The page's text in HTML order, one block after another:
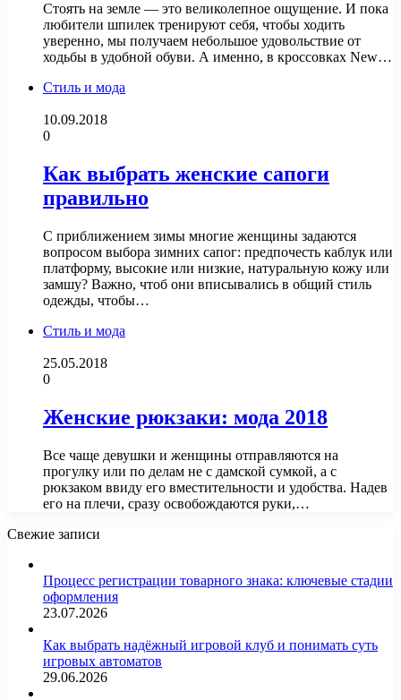
Стоять на земле — это великолепное ощущение. И пока
любители шпилек тренируют себя, чтобы ходить
уверенно, мы получаем небольшое удовольствие от
ходьбы в удобной обуви. А именно, в кроссовках New…
Стиль и мода
10.09.2018
0
Как выбрать женские сапоги
правильно
С приближением зимы многие женщины задаются
вопросом выбора зимних сапог: предпочесть каблук или
платформу, высокие или низкие, натуральную кожу или
замшу? Важно, чтоб они вписывались в общий стиль
одежды, чтобы…
Стиль и мода
25.05.2018
0
Женские рюкзаки: мода 2018
Все чаще девушки и женщины отправляются на
прогулку или по делам не с дамской сумкой, а с
рюкзаком ввиду его вместительности и удобства. Надев
его на плечи, сразу освобождаются руки,…
Свежие записи
Процесс регистрации товарного знака: ключевые стадии
оформления
23.07.2026
Как выбрать надёжный игровой клуб и понимать суть
игровых автоматов
29.06.2026